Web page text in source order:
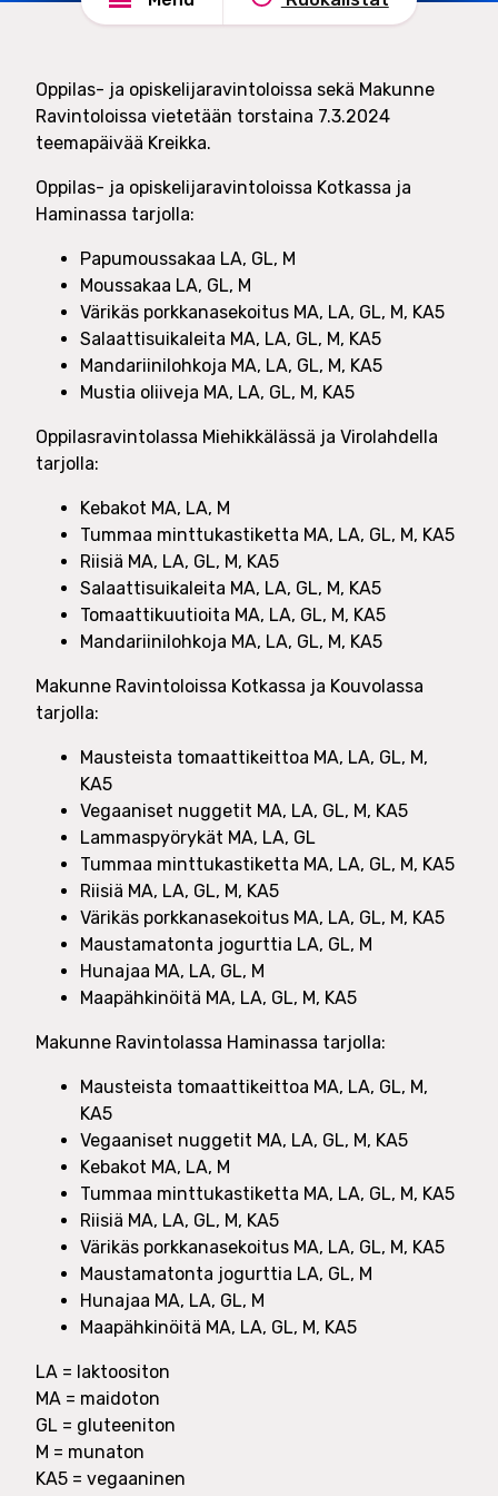
e
t
O
y
n
s
e
Oppilas- ja opiskelijaravintoloissa sekä Makunne
Ravintoloissa vietetään torstaina 7.3.2024
teemapäivää Kreikka.
Oppilas- ja opiskelijaravintoloissa Kotkassa ja
Haminassa tarjolla:
Papumoussakaa LA, GL, M
Moussakaa LA, GL, M
Värikäs porkkanasekoitus MA, LA, GL, M, KA5
Salaattisuikaleita MA, LA, GL, M, KA5
Mandariinilohkoja MA, LA, GL, M, KA5
Mustia oliiveja MA, LA, GL, M, KA5
Oppilasravintolassa Miehikkälässä ja Virolahdella
tarjolla:
Kebakot MA, LA, M
Tummaa minttukastiketta MA, LA, GL, M, KA5
Riisiä MA, LA, GL, M, KA5
Salaattisuikaleita MA, LA, GL, M, KA5
Tomaattikuutioita MA, LA, GL, M, KA5
Mandariinilohkoja MA, LA, GL, M, KA5
Makunne Ravintoloissa Kotkassa ja Kouvolassa
tarjolla:
Mausteista tomaattikeittoa MA, LA, GL, M,
KA5
Vegaaniset nuggetit MA, LA, GL, M, KA5
Lammaspyörykät MA, LA, GL
Tummaa minttukastiketta MA, LA, GL, M, KA5
Riisiä MA, LA, GL, M, KA5
Värikäs porkkanasekoitus MA, LA, GL, M, KA5
Maustamatonta jogurttia LA, GL, M
Hunajaa MA, LA, GL, M
Maapähkinöitä MA, LA, GL, M, KA5
Makunne Ravintolassa Haminassa tarjolla:
Mausteista tomaattikeittoa MA, LA, GL, M,
KA5
Vegaaniset nuggetit MA, LA, GL, M, KA5
Kebakot MA, LA, M
Tummaa minttukastiketta MA, LA, GL, M, KA5
Riisiä MA, LA, GL, M, KA5
Värikäs porkkanasekoitus MA, LA, GL, M, KA5
Maustamatonta jogurttia LA, GL, M
Hunajaa MA, LA, GL, M
Maapähkinöitä MA, LA, GL, M, KA5
LA = laktoositon
MA = maidoton
GL = gluteeniton
M = munaton
KA5 = vegaaninen